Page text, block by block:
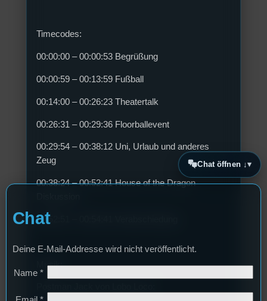
Timecodes:
00:00:00 – 00:00:53 Begrüßung
00:00:59 – 00:13:59 Fußball
00:14:00 – 00:26:23 Theatertalk
00:26:31 – 00:29:36 Floorballevent
00:29:54 – 00:38:12 Uni, Urlaub und anderes
Zeug
00:38:24 – 00:52:41 House of the Dragon
00:52:51 – 00:54:41 Verabschiedung
Musik:
Chat öffnen ↓
Chat
Deine E-Mail-Addresse wird nicht veröffentlicht.
Name *